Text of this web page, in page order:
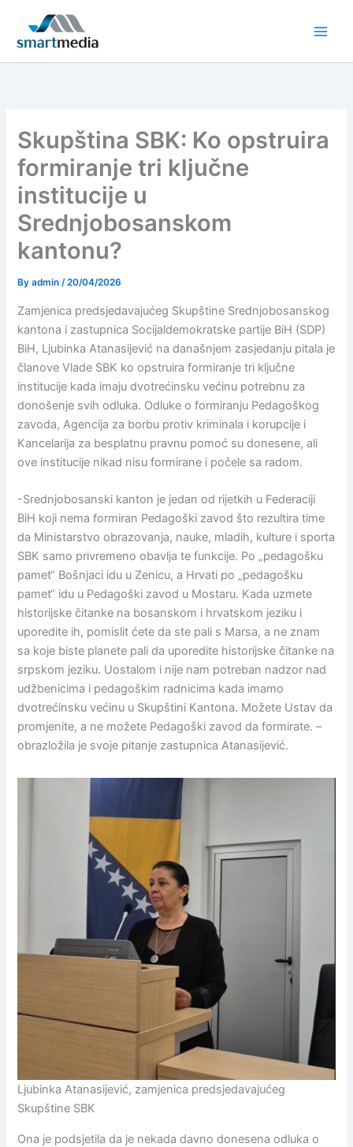
content
Skupština SBK: Ko opstruira
formiranje tri ključne
institucije u
Srednjobosanskom
kantonu?
Byadmin/20/04/2026
Zamjenica predsjedavajućeg Skupštine Srednjobosanskog
kantona i zastupnica Socijaldemokratske partije BiH (SDP)
BiH, Ljubinka Atanasijević na današnjem zasjedanju pitala je
članove Vlade SBK ko opstruira formiranje tri ključne
institucije kada imaju dvotrećinsku većinu potrebnu za
donošenje svih odluka. Odluke o formiranju Pedagoškog
zavoda, Agencija za borbu protiv kriminala i korupcije i
Kancelarija za besplatnu pravnu pomoć su donesene, ali
ove institucije nikad nisu formirane i počele sa radom.
-Srednjobosanski kanton je jedan od rijetkih u Federaciji
BiH koji nema formiran Pedagoški zavod što rezultira time
da Ministarstvo obrazovanja, nauke, mladih, kulture i sporta
SBK samo privremeno obavlja te funkcije. Po „pedagošku
pamet“ Bošnjaci idu u Zenicu, a Hrvati po „pedagošku
pamet“ idu u Pedagoški zavod u Mostaru. Kada uzmete
historijske čitanke na bosanskom i hrvatskom jeziku i
uporedite ih, pomislit ćete da ste pali s Marsa, a ne znam
sa koje biste planete pali da uporedite historijske čitanke na
srpskom jeziku. Uostalom i nije nam potreban nadzor nad
udžbenicima i pedagoškim radnicima kada imamo
dvotrećinsku većinu u Skupštini Kantona. Možete Ustav da
promjenite, a ne možete Pedagoški zavod da formirate. –
obrazložila je svoje pitanje zastupnica Atanasijević.
Ljubinka Atanasijević, zamjenica predsjedavajućeg
Skupštine SBK
Ona je podsjetila da je nekada davno donesena odluka o